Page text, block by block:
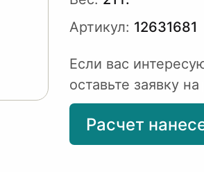
Артикул: 12631681
Если вас
оставьте заявку на
Расчет